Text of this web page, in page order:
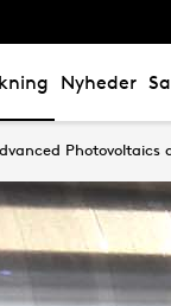
Nyheder
Photovoltaics